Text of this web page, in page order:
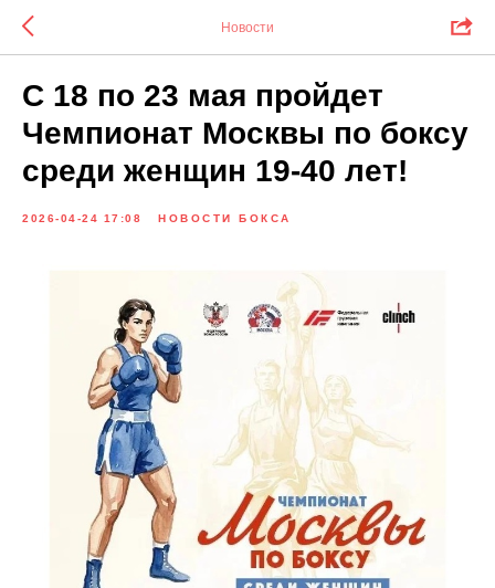
Новости
С 18 по 23 мая пройдет
Чемпионат Москвы по боксу
среди женщин 19-40 лет!
2026-04-24 17:08 НОВОСТИ БОКСА